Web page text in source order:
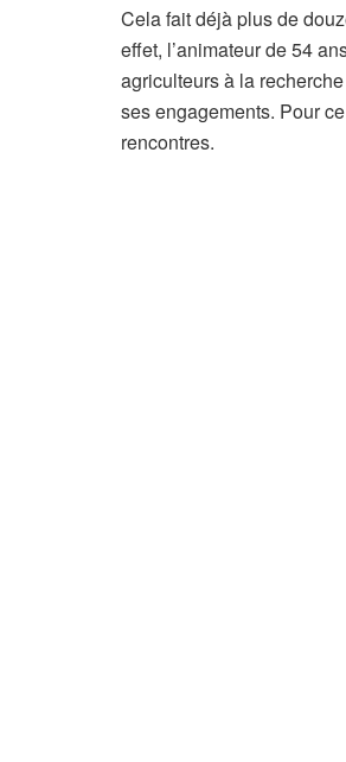
Cela fait déjà plus de
effet, l’animateur de 54
agriculteurs à la
ses engagements. Pour
rencontres.